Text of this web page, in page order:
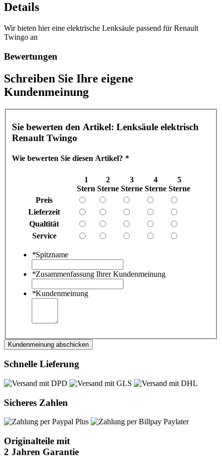
Details
Wir bieten hier eine elektrische Lenksäule passend für Renault
Twingo an
Bewertungen
Schreiben Sie Ihre eigene
Kundenmeinung
Sie bewerten den Artikel: Lenksäule elektrisch
Renault Twingo
Wie bewerten Sie diesen Artikel? *
1
Stern
2
Sterne
3
Sterne
4
Sterne
5
Sterne
Preis
Lieferzeit
Qualtität
Service
*Spitzname
*Zusammenfassung Ihrer Kundenmeinung
*Kundenmeinung
Kundenmeinung abschicken
Schnelle Lieferung
Sicheres Zahlen
Originalteile mit
2 Jahren Garantie